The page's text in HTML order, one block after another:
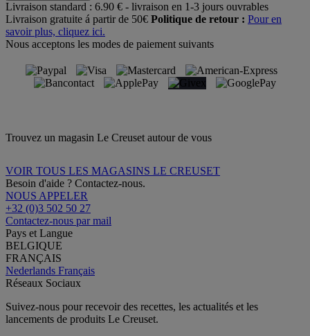
Livraison standard : 6.90 € - livraison en 1-3 jours ouvrables
Livraison gratuite á partir de 50€ Politique de retour : Pour en
savoir plus, cliquez ici.
Nous acceptons les modes de paiement suivants
Trouvez un magasin Le Creuset autour de vous
VOIR TOUS LES MAGASINS LE CREUSET
Besoin d'aide ? Contactez-nous.
NOUS APPELER
+32 (0)3 502 50 27
Contactez-nous par mail
Pays et Langue
BELGIQUE
FRANÇAIS
Nederlands Français
Réseaux Sociaux
Suivez-nous pour recevoir des recettes, les actualités et les
lancements de produits Le Creuset.